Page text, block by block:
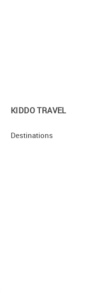
KIDDO TRAVEL
Destinations